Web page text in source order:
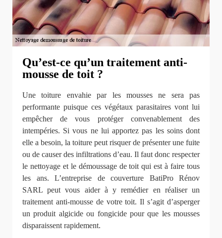
Qu’est-ce qu’un traitement anti-
mousse de toit ?
Une toiture envahie par les mousses ne sera pas
performante puisque ces végétaux parasitaires vont lui
empêcher de vous protéger convenablement des
intempéries. Si vous ne lui apportez pas les soins dont
elle a besoin, la toiture peut risquer de présenter une fuite
ou de causer des infiltrations d’eau. Il faut donc respecter
le nettoyage et le démoussage de toit qui est à faire tous
les ans. L’entreprise de couverture BatiPro Rénov
SARL peut vous aider à y remédier en réaliser un
traitement anti-mousse de votre toit. Il s’agit d’asperger
un produit algicide ou fongicide pour que les mousses
disparaissent rapidement.